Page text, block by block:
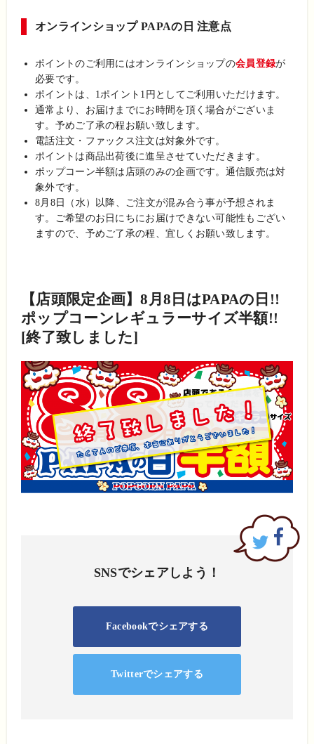
オンラインショップ PAPAの日 注意点
ポイントのご利用にはオンラインショップの会員登録が
必要です。
ポイントは、1ポイント1円としてご利用いただけます。
通常より、お届けまでにお時間を頂く場合がございま
す。予めご了承の程お願い致します。
電話注文・ファックス注文は対象外です。
ポイントは商品出荷後に進呈させていただきます。
ポップコーン半額は店頭のみの企画です。通信販売は対
象外です。
8月8日（水）以降、ご注文が混み合う事が予想されま
す。ご希望のお日にちにお届けできない可能性もござい
ますので、予めご了承の程、宜しくお願い致します。
【店頭限定企画】8月8日はPAPAの日!!
ポップコーンレギュラーサイズ半額!!
[終了致しました]
SNSでシェアしよう！
Facebookでシェアする
Twitterでシェアする